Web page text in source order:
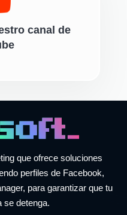
canal de
que ofrece soluciones
perfiles de Facebook,
para garantizar que tu
se detenga.